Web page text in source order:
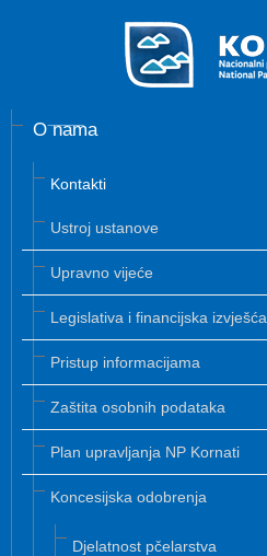
O nama
Kontakti
Ustroj ustanove
Upravno vijeće
Legislativa i financijska izvješća
Pristup informacijama
Zaštita osobnih podataka
Plan upravljanja NP Kornati
Koncesijska odobrenja
Djelatnost pčelarstva